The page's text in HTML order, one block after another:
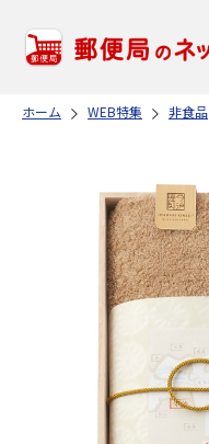
ホーム WEB特集 非食品